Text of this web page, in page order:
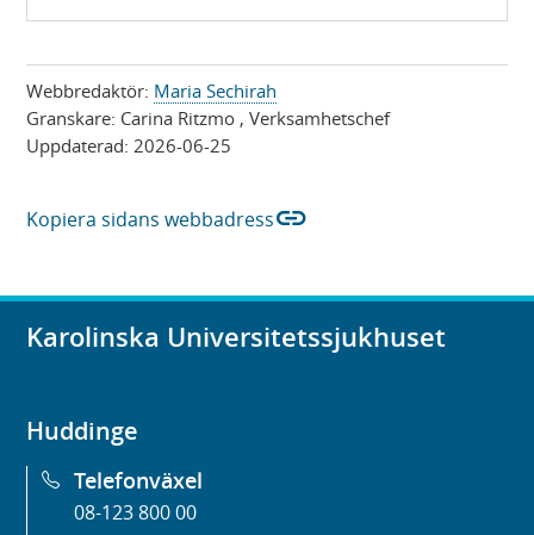
Webbredaktör: Maria Sechirah
Granskare: Carina Ritzmo , Verksamhetschef
Uppdaterad:2026-06-25
Kopiera sidans webbadresslink
Karolinska Universitetssjukhuset
Huddinge
Telefonväxel
08-123 800 00